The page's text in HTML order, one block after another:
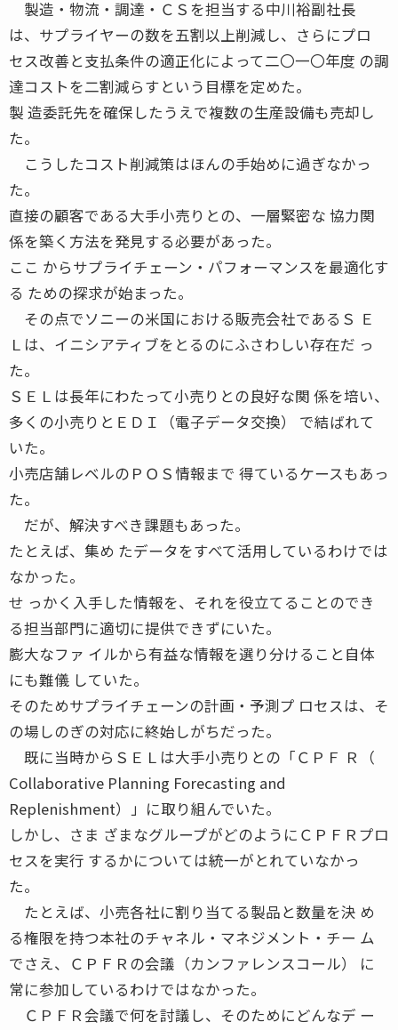
製造・物流・調達・ＣＳを担当する中川裕副社長
は、サプライヤーの数を五割以上削減し、さらにプロ
セス改善と支払条件の適正化によって二〇一〇年度 の調
達コストを二割減らすという目標を定めた。
製 造委託先を確保したうえで複数の生産設備も売却し
た。
こうしたコスト削減策はほんの手始めに過ぎなかっ
た。
直接の顧客である大手小売りとの、一層緊密な 協力関
係を築く方法を発見する必要があった。
ここ からサプライチェーン・パフォーマンスを最適化す
る ための探求が始まった。
その点でソニーの米国における販売会社であるＳ Ｅ
Ｌは、イニシアティブをとるのにふさわしい存在だ っ
た。
ＳＥＬは長年にわたって小売りとの良好な関 係を培い、
多くの小売りとＥＤＩ（電子データ交換） で結ばれて
いた。
小売店舗レベルのＰＯＳ情報まで 得ているケースもあっ
た。
だが、解決すべき課題もあった。
たとえば、集め たデータをすべて活用しているわけでは
なかった。
せ っかく入手した情報を、それを役立てることのでき
る担当部門に適切に提供できずにいた。
膨大なファ イルから有益な情報を選り分けること自体
にも難儀 していた。
そのためサプライチェーンの計画・予測プ ロセスは、そ
の場しのぎの対応に終始しがちだった。
既に当時からＳＥＬは大手小売りとの「ＣＰＦ Ｒ（
Collaborative Planning Forecasting and
Replenishment）」に取り組んでいた。
しかし、さま ざまなグループがどのようにＣＰＦＲプロ
セスを実行 するかについては統一がとれていなかっ
た。
たとえば、小売各社に割り当てる製品と数量を決 め
る権限を持つ本社のチャネル・マネジメント・チー ム
でさえ、ＣＰＦＲの会議（カンファレンスコール） に
常に参加しているわけではなかった。
ＣＰＦＲ会議で何を討議し、そのためにどんなデ ー